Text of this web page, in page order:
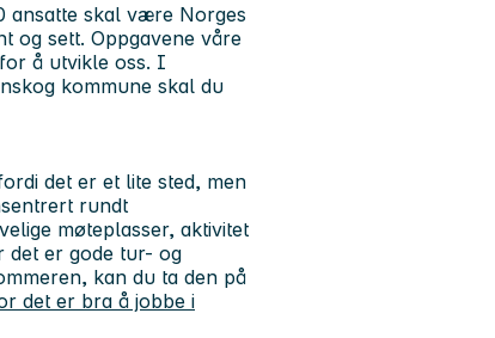
ansatte skal være Norges
og sett. Oppgavene våre
å utvikle oss. I
kommune skal du
det er et lite sted, men
rundt
møteplasser, aktivitet
er gode tur- og
kan du ta den på
det er bra å jobbe i